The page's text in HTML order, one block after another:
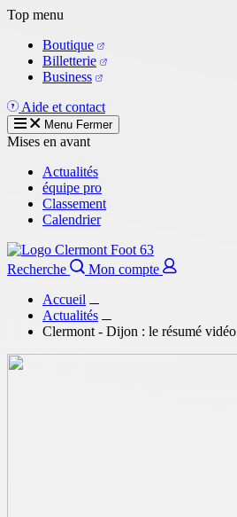
Aller
contenu
principal
Top menu
Boutique
Billetterie
Business
Aide et contact
Menu Fermer
Mises en avant
Actualités
équipe pro
Classement
Calendrier
Recherche
Mon compte
Accueil
Actualités
Clermont - Dijon : le résumé vidéo